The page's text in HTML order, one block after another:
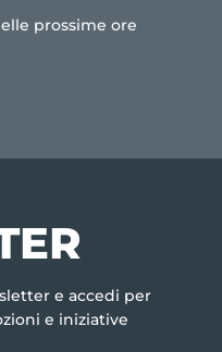
prossime ore
e accedi per
e iniziative